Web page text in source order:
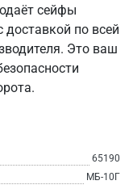
сейфы
доставкой по всей
Это ваш
65190
МБ-10Г